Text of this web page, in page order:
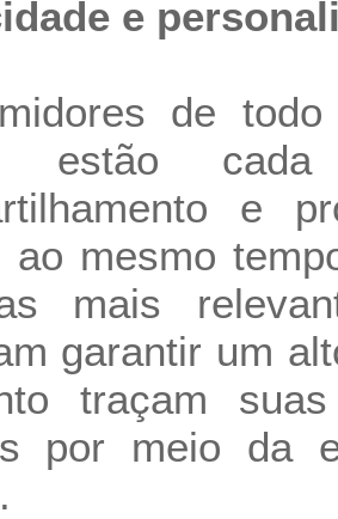
e
de
estão
e
ao mesmo
mais
garantir um
traçam
por meio da